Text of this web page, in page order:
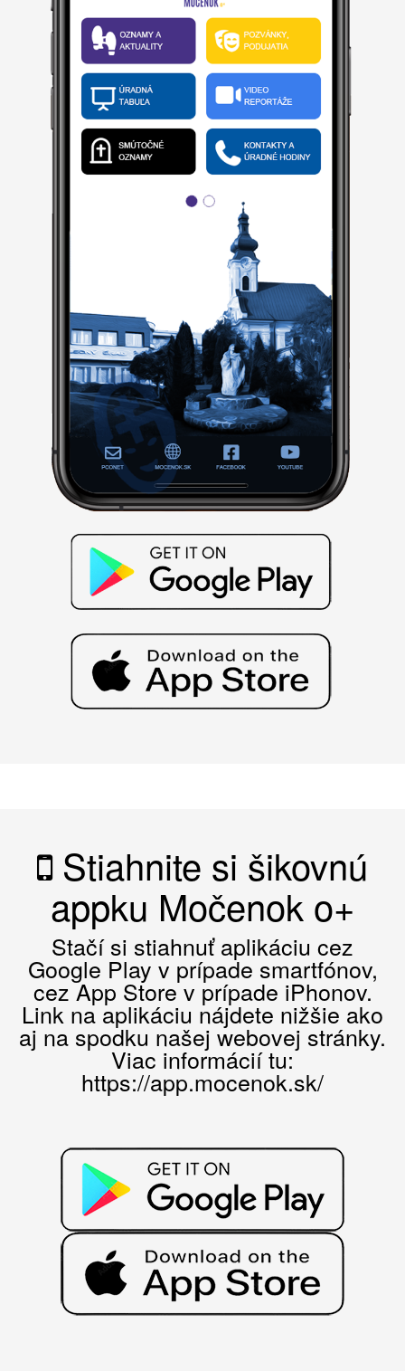
Stiahnite si šikovnú
appku Močenok o+
Stačí si stiahnuť aplikáciu cez
Google Play v prípade smartfónov,
cez App Store v prípade iPhonov.
Link na aplikáciu nájdete nižšie ako
aj na spodku našej webovej stránky.
Viac informácií tu:
https://app.mocenok.sk/